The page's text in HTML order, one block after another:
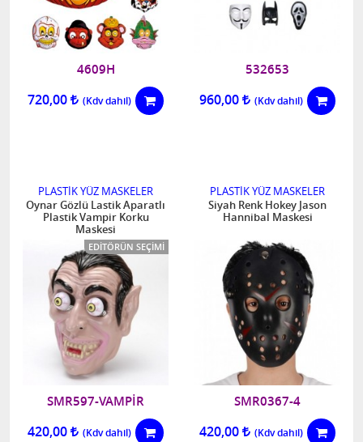
4609H
720,00
532653
960,00
PLASTİK YÜZ MASKELER
Oynar Gözlü Lastik Aparatlı
Plastik Vampir Korku
Maskesi
EDITÖRÜN SEÇIMI
SMR597-VAMPİR
420,00
PLASTİK YÜZ MASKELER
Siyah Renk Hokey Jason
Hannibal Maskesi
SMR0367-4
420,00